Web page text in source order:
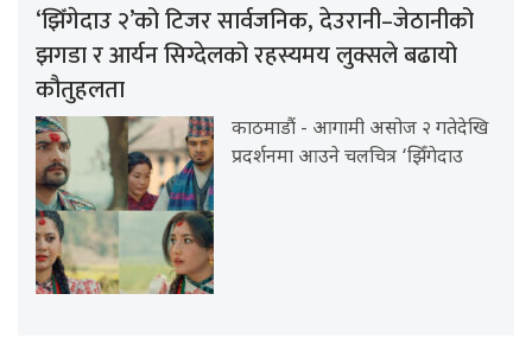
‘झिँगेदाउ २’को टिजर सार्वजनिक, देउरानी–जेठानीको
झगडा र आर्यन सिग्देलको रहस्यमय लुक्सले बढायो
कौतुहलता
काठमाडौं - आगामी असोज २ गतेदेखि
प्रदर्शनमा आउने चलचित्र ‘झिँगेदाउ